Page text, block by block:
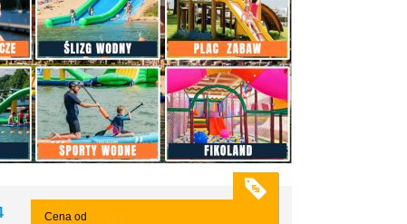
Cena od